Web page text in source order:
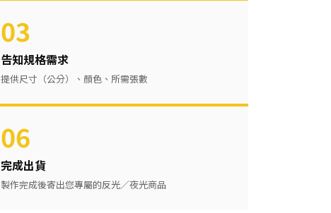
03
告知規格需求
提供尺寸（公分）、顏色、所需張數
06
完成出貨
製作完成後寄出您專屬的反光／夜光商品